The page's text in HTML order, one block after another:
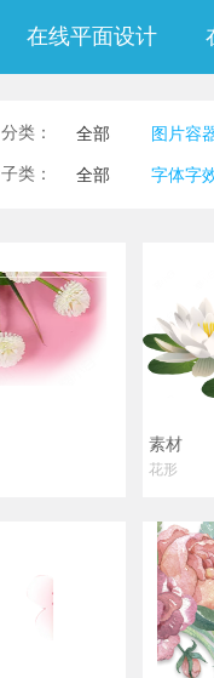
在线平面设计
分类： 全部 图片容
子类：
全部 字体字
素材
花形